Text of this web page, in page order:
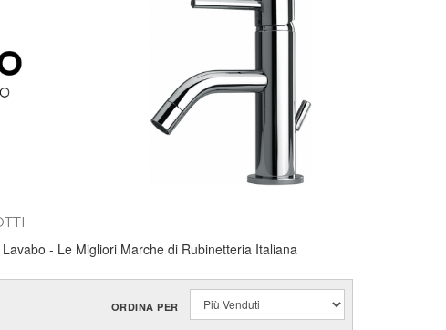
- Le Migliori Marche di Rubinetteria Italiana
ORDINA PER